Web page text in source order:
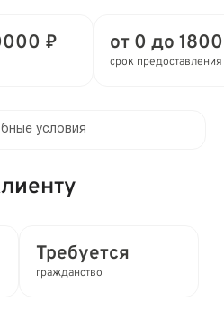
₽ от 0 до
срок предоставления
условия
Требуется
гражданство